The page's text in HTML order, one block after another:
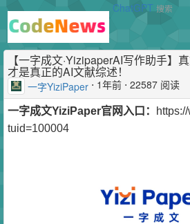
ChatGPT 搜索
【一字成文·YizipaperAI写作助手】
才是真正的AI文献综述！
一字YiziPaper ⋅ 1年前 ⋅ 22587 阅读
一字成文YiziPaper官网入口：
tuid=100004​